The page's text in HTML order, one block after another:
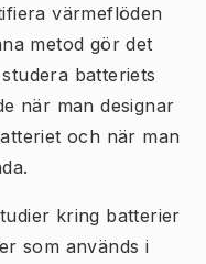
värmeflöden
metod gör det
batteriets
när man designar
och när man
kring batterier
som används i